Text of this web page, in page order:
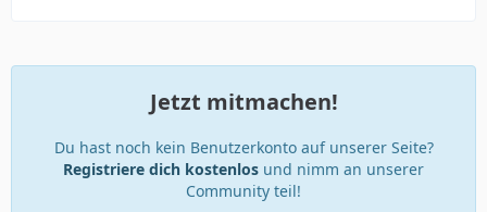
Jetzt mitmachen!
Du hast noch kein Benutzerkonto auf unserer Seite?
Registriere dich kostenlos und nimm an unserer
Community teil!